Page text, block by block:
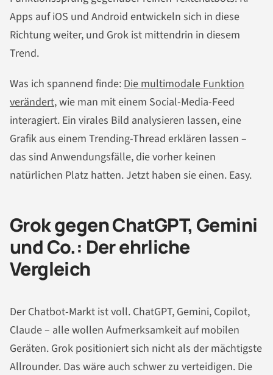
Apps auf iOS und Android entwickeln sich in diese
Richtung weiter, und Grok ist mittendrin in diesem
Trend.
Was ich spannend finde:Die multimodale Funktion
verändert, wie man mit einem Social-Media-Feed
interagiert. Ein virales Bild analysieren lassen, eine
Grafik aus einem Trending-Thread erklären lassen –
das sind Anwendungsfälle, die vorher keinen
natürlichen Platz hatten. Jetzt haben sie einen. Easy.
Grok gegen ChatGPT, Gemini
und Co.: Der ehrliche
Vergleich
Der Chatbot-Markt ist voll. ChatGPT, Gemini, Copilot,
Claude – alle wollen Aufmerksamkeit auf mobilen
Geräten. Grok positioniert sich nicht als der mächtigste
Allrounder. Das wäre auch schwer zu verteidigen. Die